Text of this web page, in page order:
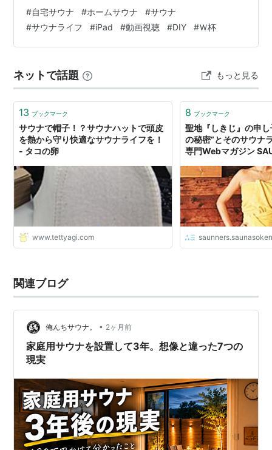
席。今回は我が家の動画視聴環境や設置方法、実際に3年
間使って感じたメリット・デメリットを紹介します。 ==
この記事でわかること== 自宅サウナで動画を見る方法
杯や野球観戦との相性 導入前に知っておきたい注意点 関
連記事：自宅サウナの導入…
#自宅サウナ #ホームサウナ #サウナ
#サウナライフ #iPad #動画視聴 #DIY #Ｗ杯
ネットで話題 もっと見る
13 ブックマーク
サウナで帽子！？サウナハットで頭皮
を熱から守り快適なサウナライフを！
- タコの卵
www.tettyagi.com
8 ブックマーク
聖地『しきじ』の申
の秘密”とそのサウナ
専門Webマガジン
関連ブログ
俺んちサウナ。 • 2ヶ月前
家庭用サウナを設置して3年。想像と違った7つの
現実